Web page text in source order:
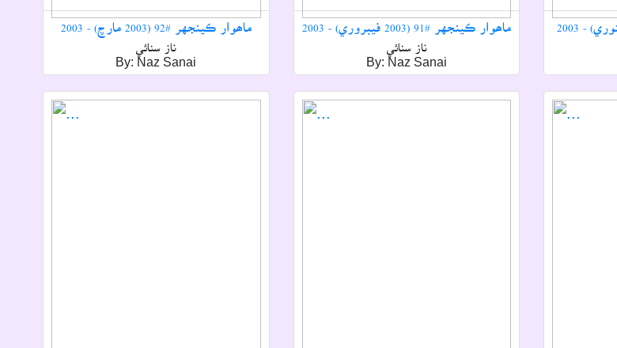
ماھوار ڪينجهر #92 (2003 مارچ) - 2003
ناز سنائي
By: Naz Sanai
ماھوار ڪينجهر #91 (2003 فيبروري) - 2003
ناز سنائي
By: Naz Sanai